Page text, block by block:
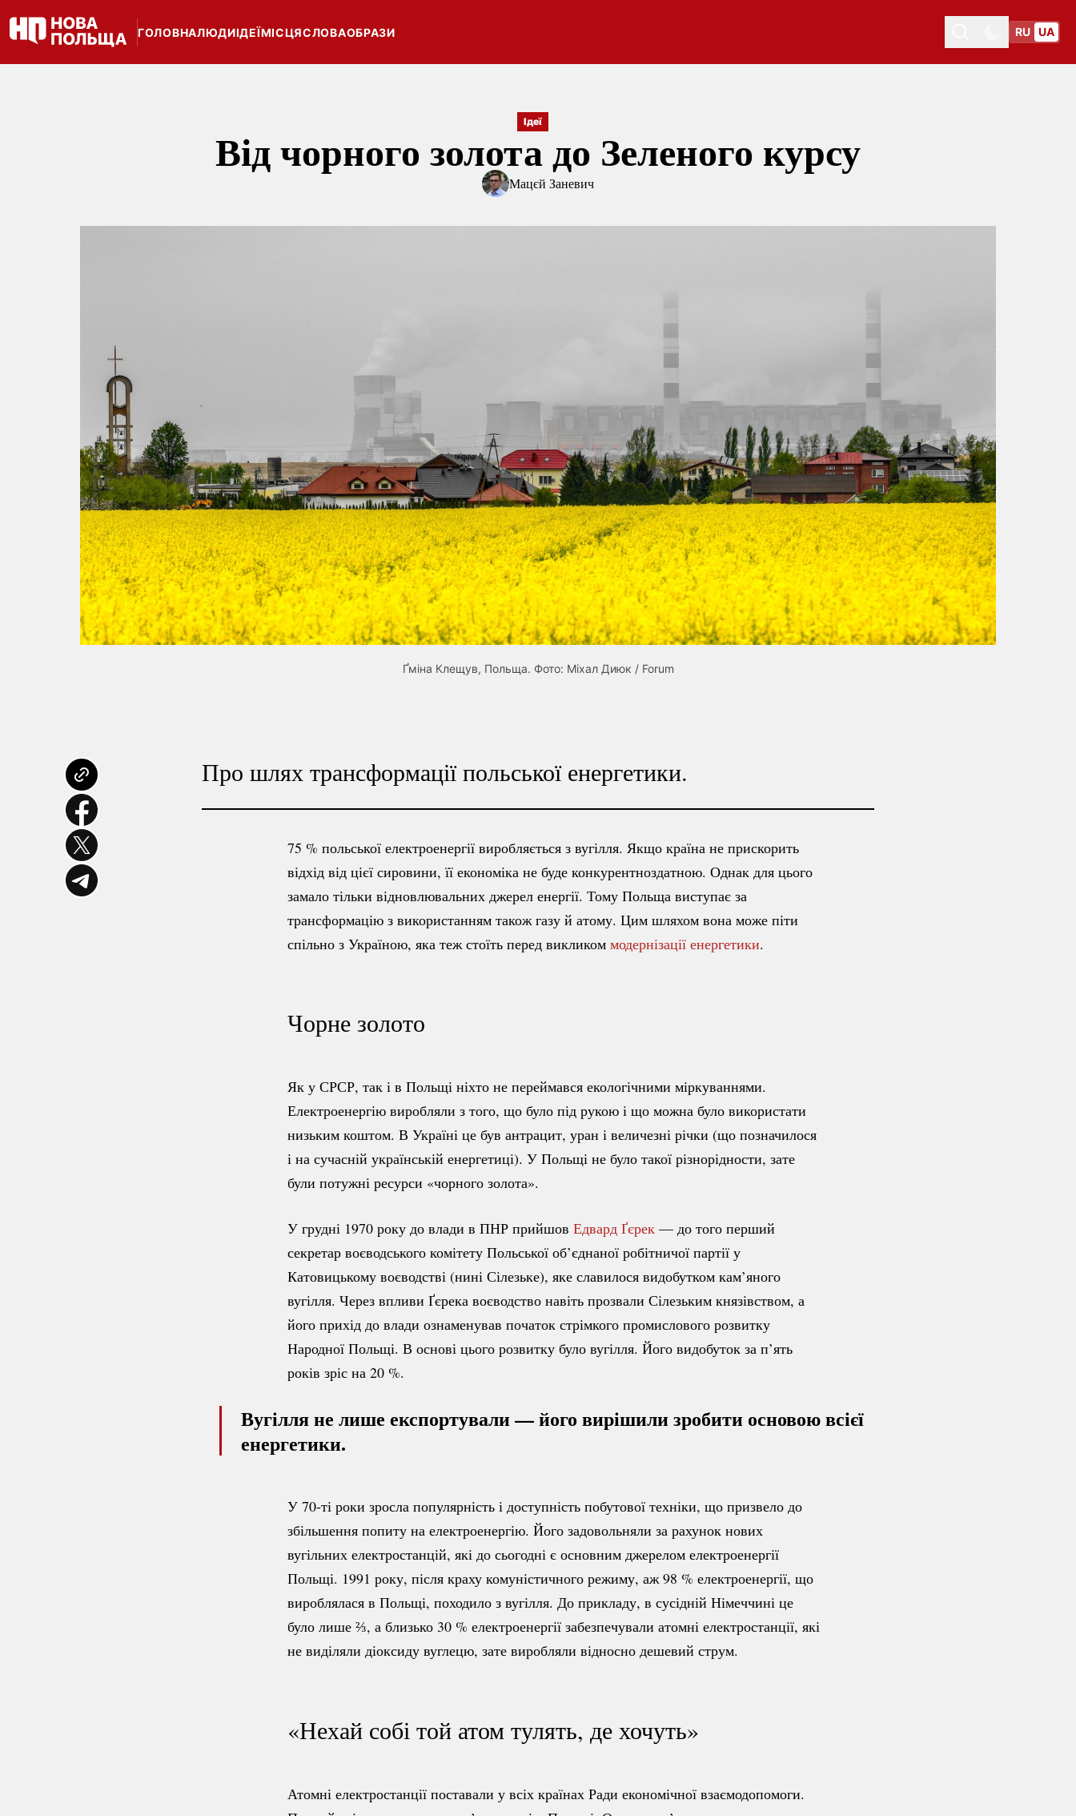
ГОЛОВНАЛЮДИІДЕЇМІСЦЯСЛОВАОБРАЗИ
Toggle themeToggle theme
RU UA
Ідеї
Від чорного золота до Зеленого курсу
Мацєй Заневич
Ґміна Клещув, Польща. Фото: Міхал Диюк / Forum
Про шлях трансформації польської енергетики.
75 % польської електроенергії виробляється з вугілля. Якщо країна не прискорить
відхід від цієї сировини, її економіка не буде конкурентноздатною. Однак для цього
замало тільки відновлювальних джерел енергії. Тому Польща виступає за
трансформацію з використанням також газу й атому. Цим шляхом вона може піти
спільно з Україною, яка теж стоїть перед викликом модернізації енергетики.
Чорне золото
Як у СРСР, так і в Польщі ніхто не переймався екологічними міркуваннями.
Електроенергію виробляли з того, що було під рукою і що можна було використати
низьким коштом. В Україні це був антрацит, уран і величезні річки (що позначилося
і на сучасній українській енергетиці). У Польщі не було такої різнорідности, зате
були потужні ресурси «чорного золота».
У грудні 1970 року до влади в ПНР прийшов Едвард Ґєрек — до того перший
секретар воєводського комітету Польської об’єднаної робітничої партії у
Катовицькому воєводстві (нині Сілезьке), яке славилося видобутком кам’яного
вугілля. Через впливи Ґєрека воєводство навіть прозвали Сілезьким князівством, а
його прихід до влади ознаменував початок стрімкого промислового розвитку
Народної Польщі. В основі цього розвитку було вугілля. Його видобуток за п’ять
років зріс на 20 %.
Вугілля не лише експортували — його вирішили зробити основою всієї
енергетики.
У 70-ті роки зросла популярність і доступність побутової техніки, що призвело до
збільшення попиту на електроенергію. Його задовольняли за рахунок нових
вугільних електростанцій, які до сьогодні є основним джерелом електроенергії
Польщі. 1991 року, після краху комуністичного режиму, аж98 % електроенергії, що
вироблялася в Польщі, походило з вугілля. До прикладу, в сусідній Німеччині це
було лише ⅔, а близько 30 % електроенергії забезпечували атомні електростанції, які
не виділяли діоксиду вуглецю, зате виробляли відносно дешевий струм.
«Нехай собі той атом тулять, де хочуть»
Атомні електростанції поставали у всіх країнах Ради економічної взаємодопомоги.